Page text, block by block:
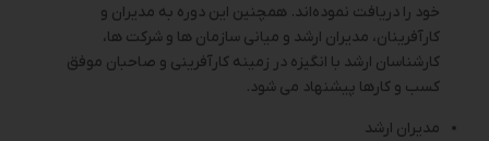
خود را دریافت نموده‌اند. همچنین این دوره به مدیران و
کارآفرینان، مدیران ارشد و میانی سازمان ‌ها و شرکت‌ ها،
کارشناسان ارشد با انگیزه در زمینه کارآفرینی و صاحبان موفق
کسب و کارها پیشنهاد می ‌شود.
مدیران ارشد